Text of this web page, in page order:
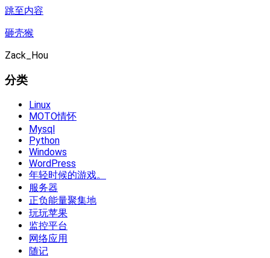
跳至内容
砸壳猴
Zack_Hou
分类
Linux
MOTO情怀
Mysql
Python
Windows
WordPress
年轻时候的游戏。
服务器
正负能量聚集地
玩玩苹果
监控平台
网络应用
随记